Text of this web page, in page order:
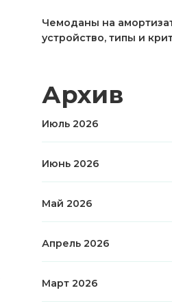
Чемоданы на
устройство, типы и
Архив
Июль 2026
Июнь 2026
Май 2026
Апрель 2026
Март 2026